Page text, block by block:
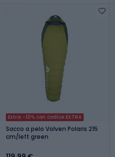
Extra -10% con codice EXTRA
Sacco a pelo Volven Polaris 215
cm/left green